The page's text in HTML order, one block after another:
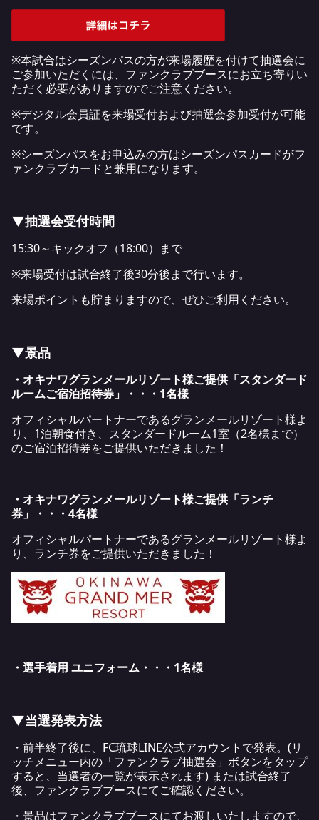
※本試合はシーズンパスの方が来場履歴を付けて抽選会に
ご参加いただくには、ファンクラブブースにお立ち寄りい
ただく必要がありますのでご注意ください。
※デジタル会員証を来場受付および抽選会参加受付が可能
です。
※シーズンパスをお申込みの方はシーズンパスカードがフ
ァンクラブカードと兼用になります。
▼抽選会受付時間
15:30～キックオフ（18:00）まで
※来場受付は試合終了後30分後まで行います。
来場ポイントも貯まりますので、ぜひご利用ください。
▼景品
・オキナワグランメールリゾート様ご提供「スタンダード
ルームご宿泊招待券」・・・1名様
オフィシャルパートナーであるグランメールリゾート様よ
り、1泊朝食付き、スタンダードルーム1室（2名様まで）
のご宿泊招待券をご提供いただきました！
・オキナワグランメールリゾート様ご提供「ランチ
券」・・・4名様
オフィシャルパートナーであるグランメールリゾート様よ
り、ランチ券をご提供いただきました！
・選手着用 ユニフォーム・・・1名様
▼当選発表方法
・前半終了後に、FC琉球LINE公式アカウントで発表。(リ
ッチメニュー内の「ファンクラブ抽選会」ボタンをタップ
すると、当選者の一覧が表示されます) または試合終了
後、ファンクラブブースにてご確認ください。
・景品はファンクラブブースにてお渡しいたしますので、